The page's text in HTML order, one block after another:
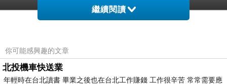
繼續閱讀
你可能感興趣的文章
北投機車快送業
年輕時在台北讀書 畢業之後也在台北工作賺錢 工作很辛苦 常常需要應